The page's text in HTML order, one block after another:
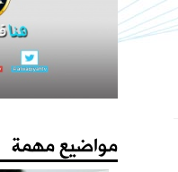
مواضيع مهمة
المكتبة الحزبية
يا جيوش المسلمين